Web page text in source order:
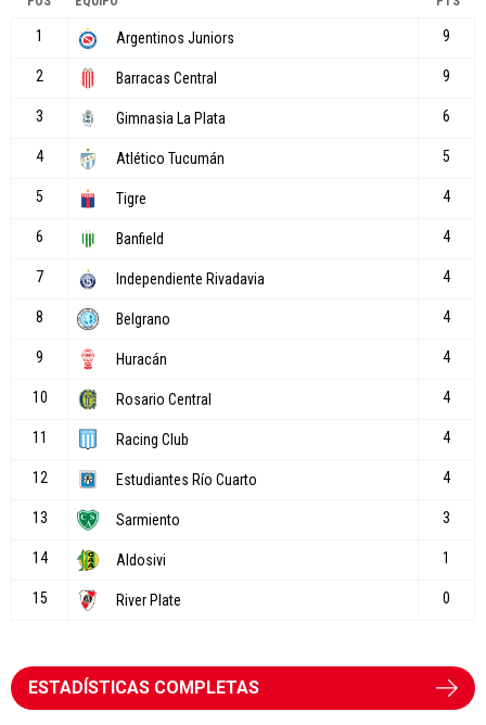
ESTADÍSTICAS COMPLETAS